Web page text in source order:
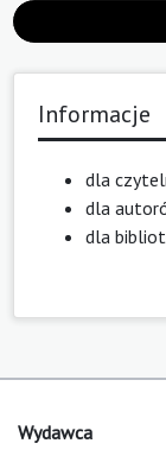
Informacje
dla
dla
dla
Wydawca